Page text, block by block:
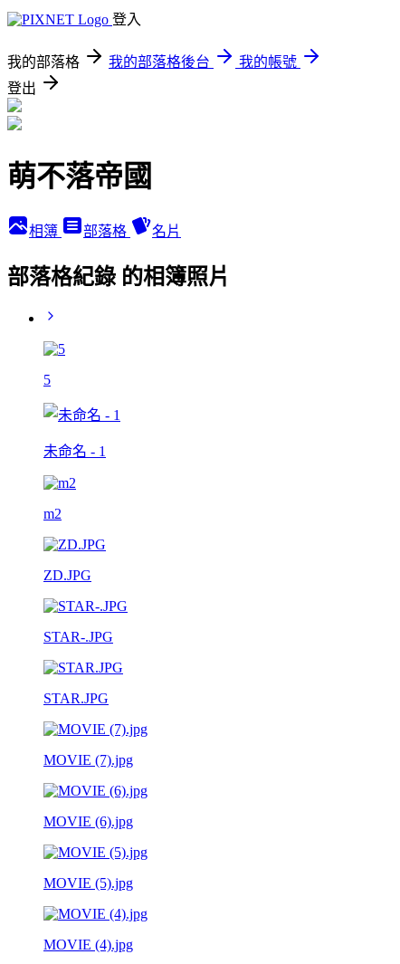
登入
我的部落格 我的部落格後台
我的帳號
登出
萌不落帝國
相簿 部落格 名片
部落格紀錄 的相簿照片
5
未命名 - 1
m2
ZD.JPG
STAR-.JPG
STAR.JPG
MOVIE (7).jpg
MOVIE (6).jpg
MOVIE (5).jpg
MOVIE (4).jpg